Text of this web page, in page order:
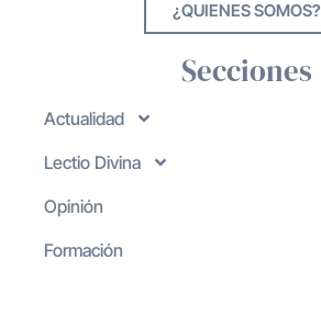
¿QUIENES SOMOS?
Secciones
Actualidad
Lectio Divina
Opinión
Formación